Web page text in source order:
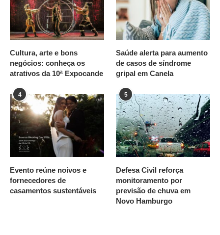
Cultura, arte e bons
negócios: conheça os
atrativos da 10ª Expocande
Saúde alerta para aumento
de casos de síndrome
gripal em Canela
4
Evento reúne noivos e
fornecedores de
casamentos sustentáveis
5
Defesa Civil reforça
monitoramento por
previsão de chuva em
Novo Hamburgo